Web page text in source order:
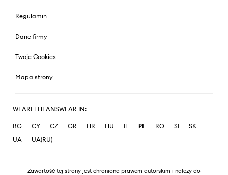
Regulamin
Dane firmy
Twoje Cookies
Mapa strony
WEARETHEANSWEAR IN:
BG CY CZ GR HR HU IT PL RO SI
SK
UA
UA(RU)
Zawartość tej strony jest chroniona prawem autorskim i należy do